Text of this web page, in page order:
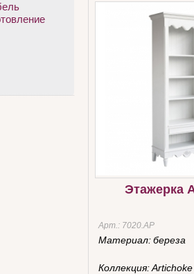
Этажерка
Арт.: 7020.AР
Материал:береза
Коллекция:Artichoke